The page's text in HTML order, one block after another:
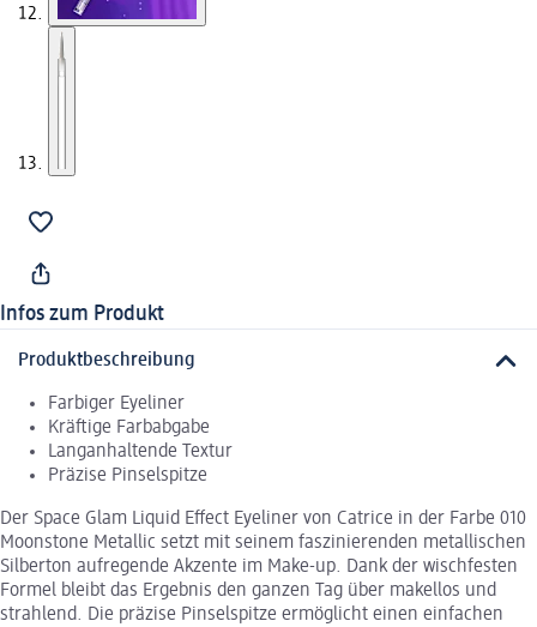
Infos zum Produkt
Produktbeschreibung
Farbiger Eyeliner
Kräftige Farbabgabe
Langanhaltende Textur
Präzise Pinselspitze
Der Space Glam Liquid Effect Eyeliner von Catrice in der Farbe 010
Moonstone Metallic setzt mit seinem faszinierenden metallischen
Silberton aufregende Akzente im Make-up. Dank der wischfesten
Formel bleibt das Ergebnis den ganzen Tag über makellos und
strahlend. Die präzise Pinselspitze ermöglicht einen einfachen